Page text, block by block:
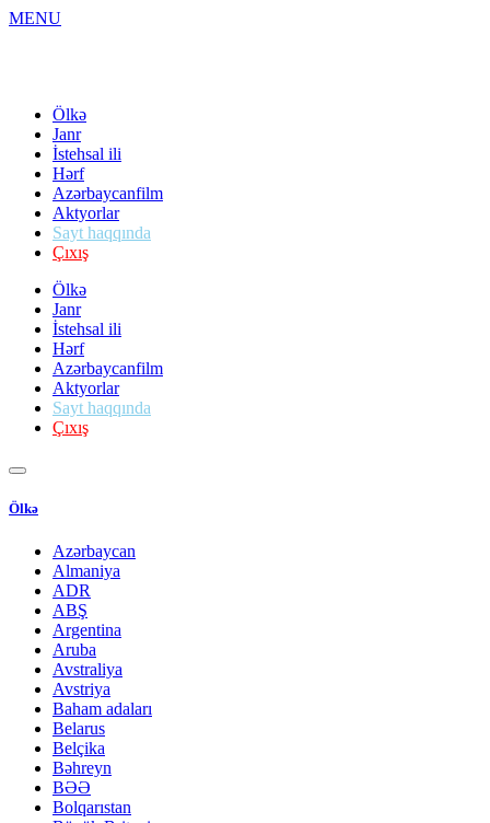
MENU
Ölkə
Janr
İstehsal ili
Hərf
Azərbaycanfilm
Aktyorlar
Sayt haqqında
Çıxış
Ölkə
Janr
İstehsal ili
Hərf
Azərbaycanfilm
Aktyorlar
Sayt haqqında
Çıxış
Ölkə
Azərbaycan
Almaniya
ADR
ABŞ
Argentina
Aruba
Avstraliya
Avstriya
Baham adaları
Belarus
Belçika
Bəhreyn
BƏƏ
Bolqarıstan